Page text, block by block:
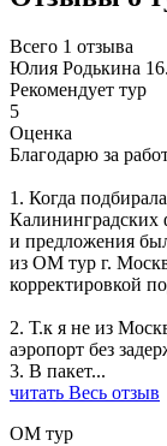
Всего 1 отзыва
Юлия Родькина
Рекомендует тур
5
Оценка
Благодарю за
1. Когда
Калининградских
и предложения
из ОМ тур г.
корректировкой
2. Т.к я не из
аэропорт без
3. В пакет...
читать Весь отзыв
ОМ тур